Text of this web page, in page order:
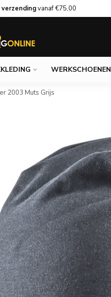
vanaf€75,00
WERKSCHOENEN
2003 Muts Grijs